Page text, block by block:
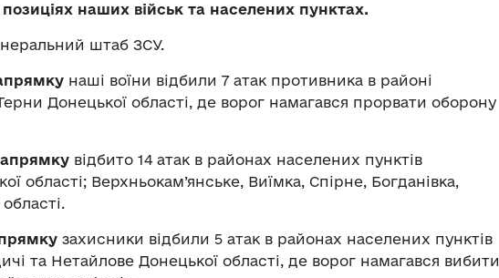
наших військ та населених пунктах.
штаб ЗСУ.
наші воїни відбили 7 атак противника в районі
Донецької області, де ворог намагався прорвати оборону
відбито 14 атак в районах населених пунктів
області; Верхньокам’янське, Виїмка, Спірне, Богданівка,
захисники відбили 5 атак в районах населених пунктів
та Нетайлове Донецької області, де ворог намагався вибити